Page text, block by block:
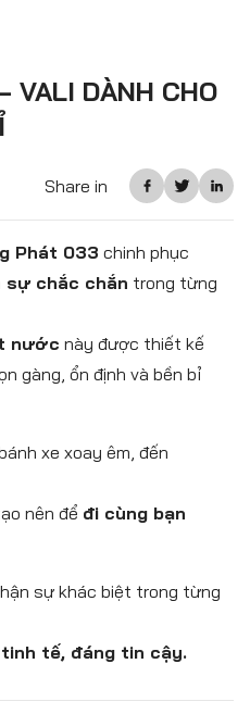
VALI DÀNH CHO
Share in
Phát 033 chinh phục
sự chắc chắn trong từng
nước này được thiết kế
gàng, ổn định và bền bỉ
xe xoay êm, đến
nên để đi cùng bạn
sự khác biệt trong từng
tế, đáng tin cậy.